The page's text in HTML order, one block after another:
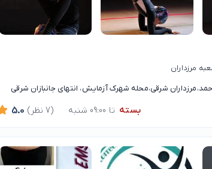
مرزداران
احمد،مرزداران شرقی،محله شهرک آزمایش، انتهای جانبازان شرقی
بسته تا 09:00 شنبه 5.0 (7 نظر)